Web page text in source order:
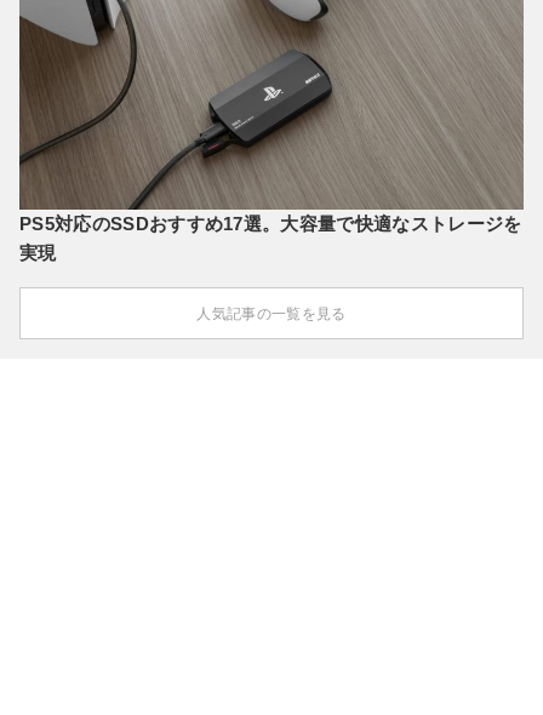
PS5対応のSSDおすすめ17選。大容量で快適なストレージを
実現
人気記事の一覧を見る